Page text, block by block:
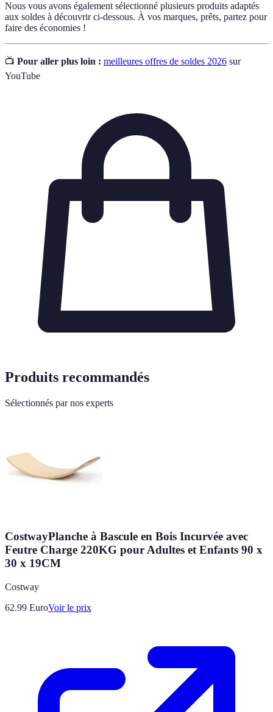
Nous vous avons également sélectionné plusieurs produits adaptés
aux soldes à découvrir ci-dessous. À vos marques, prêts, partez pour
faire des économies !
📺 Pour aller plus loin : meilleures offres de soldes 2026 sur
YouTube
Produits recommandés
Sélectionnés par nos experts
CostwayPlanche à Bascule en Bois Incurvée avec
Feutre Charge 220KG pour Adultes et Enfants 90 x
30 x 19CM
Costway
62.99 EuroVoir le prix